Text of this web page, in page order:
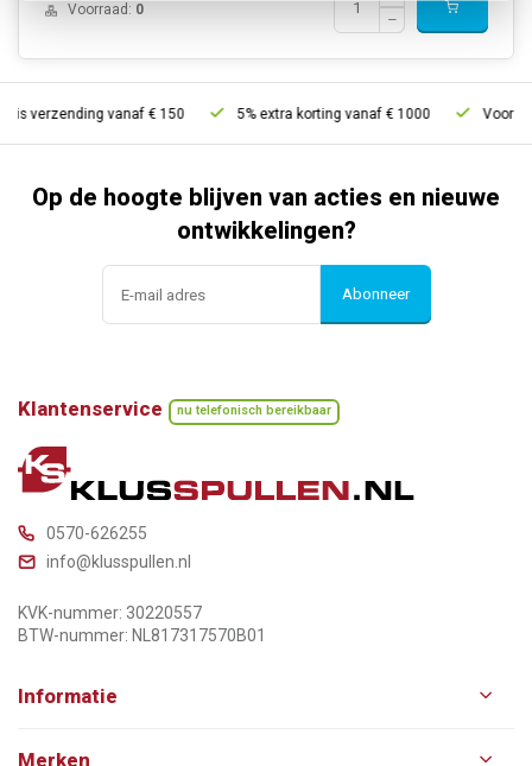
Voorraad: 0
verzending vanaf € 150 5% extra korting vanaf € 1000 Voor
Op de hoogte blijven van acties en nieuwe
ontwikkelingen?
Abonneer
Klantenservice nu telefonisch bereikbaar
0570-626255
info@klusspullen.nl
KVK-nummer: 30220557
BTW-nummer: NL817317570B01
Informatie
Merken